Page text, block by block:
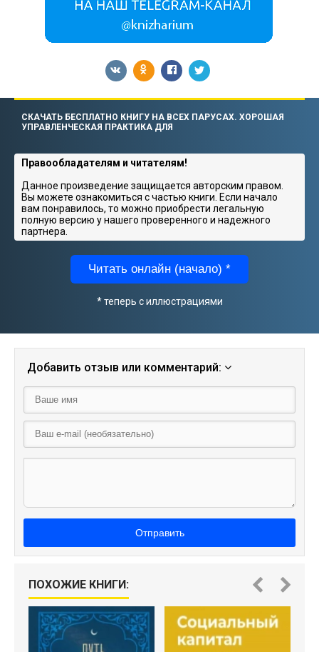
СКАЧАТЬ БЕСПЛАТНО КНИГУ НА ВСЕХ ПАРУСАХ. ХОРОШАЯ
УПРАВЛЕНЧЕСКАЯ ПРАКТИКА ДЛЯ
Правообладателям и читателям!
Данное произведение защищается авторским правом.
Вы можете ознакомиться с частью книги. Если начало
вам понравилось, то можно приобрести легальную
полную версию у нашего проверенного и надежного
партнера.
Читать онлайн (начало) *
* теперь с иллюстрациями
Добавить отзыв или комментарий:
Отправить
ПОХОЖИЕ КНИГИ: